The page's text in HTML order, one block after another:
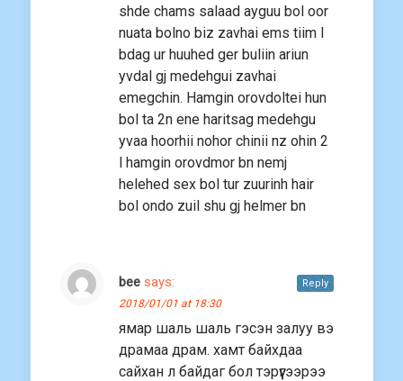
shde chams salaad ayguu bol oor
nuata bolno biz zavhai ems tiim l
bdag ur huuhed ger buliin ariun
yvdal gj medehgui zavhai
emegchin. Hamgin orovdoltei hun
bol ta 2n ene haritsag medehgu
yvaa hoorhii nohor chinii nz ohin 2
l hamgin orovdmor bn nemj
helehed sex bol tur zuurinh hair
bol ondo zuil shu gj helmer bn
bee says:
2018/01/01 at 18:30
ямар шаль шаль гэсэн залуу вэ
драмаа драм. хамт байхдаа
сайхан л байдаг бол тэрүүгээрээ
Reply